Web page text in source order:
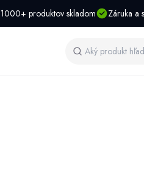
1000+ produktov skladom Záruka a